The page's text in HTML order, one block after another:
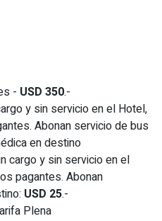
- USD 350.-
y sin servicio en el Hotel,
Abonan servicio de bus
en destino
cargo y sin servicio en el
pagantes. Abonan
USD 25.-
Plena